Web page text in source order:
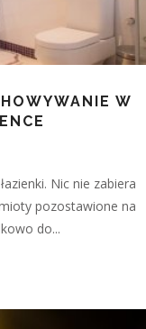
W
Nic nie zabiera
pozostawione na
do...